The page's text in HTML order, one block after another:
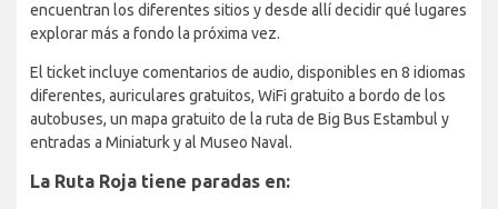
encuentran los diferentes sitios y desde allí decidir qué lugares
explorar más a fondo la próxima vez.
El ticket incluye comentarios de audio, disponibles en 8 idiomas
diferentes, auriculares gratuitos, WiFi gratuito a bordo de los
autobuses, un mapa gratuito de la ruta de Big Bus Estambul y
entradas a Miniaturk y al Museo Naval.
La Ruta Roja tiene paradas en: